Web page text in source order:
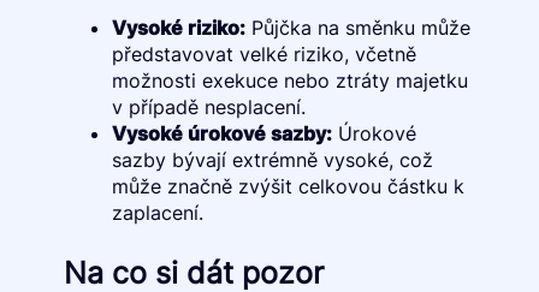
Vysoké riziko:Půjčka na směnku může
představovat velké riziko, včetně
možnosti exekuce nebo ztráty majetku
v případě nesplacení.
Vysoké úrokové sazby:Úrokové
sazby bývají extrémně vysoké, což
může značně zvýšit celkovou částku k
zaplacení.
Na co si dát pozor